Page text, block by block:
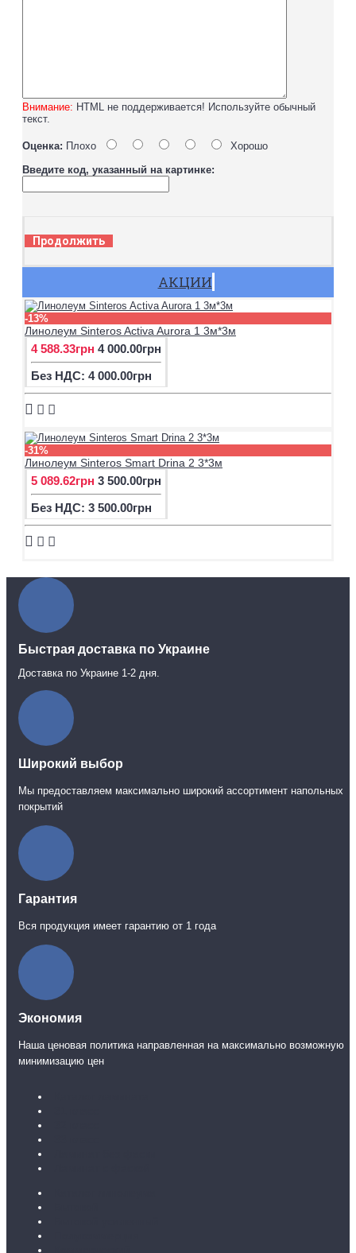
Внимание: HTML не поддерживается! Используйте обычный
текст.
Оценка: Плохо
Хорошо
Введите код, указанный на картинке:
Продолжить
АКЦИИ
-13%
Линолеум Sinteros Activa Aurora 1 3м*3м
4 588.33грн 4 000.00грн
Без НДС: 4 000.00грн
-31%
Линолеум Sinteros Smart Drina 2 3*3м
5 089.62грн 3 500.00грн
Без НДС: 3 500.00грн
Быстрая доставка по Украине
Доставка по Украине 1-2 дня.
Широкий выбор
Мы предоставляем максимально широкий ассортимент напольных
покрытий
Гарантия
Вся продукция имеет гарантию от 1 года
Экономия
Наша ценовая политика направленная на максимально возможную
минимизацию цен